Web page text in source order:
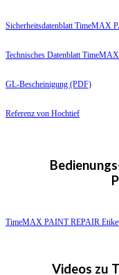
Sicherheitsdatenblatt TimeMAX
Technisches Datenblatt
GL-Bescheinigung (PDF)
Referenz von Hochtief
TimeMAX PAINT REPAIR
Videos zu